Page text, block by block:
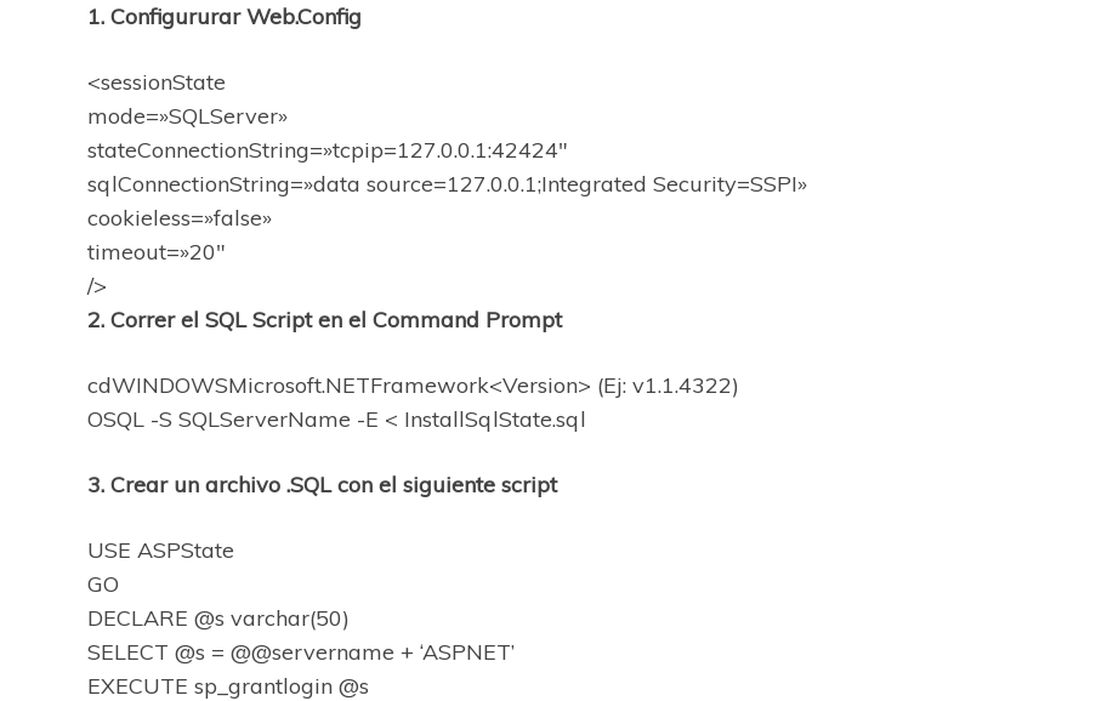
1. Configururar Web.Config
<sessionState
mode=»SQLServer»
stateConnectionString=»tcpip=127.0.0.1:42424″
sqlConnectionString=»data source=127.0.0.1;Integrated Security=SSPI»
cookieless=»false»
timeout=»20″
/>
2. Correr el SQL Script en el Command Prompt
cdWINDOWSMicrosoft.NETFramework<Version> (Ej: v1.1.4322)
OSQL -S SQLServerName -E < InstallSqlState.sql
3. Crear un archivo .SQL con el siguiente script
USE ASPState
GO
DECLARE @s varchar(50)
SELECT @s = @@servername + ‘ASPNET’
EXECUTE sp_grantlogin @s